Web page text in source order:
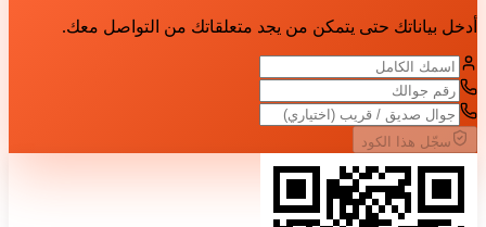
أدخل بياناتك حتى يتمكن من يجد متعلقاتك من التواصل معك.
سجّل هذا الكود